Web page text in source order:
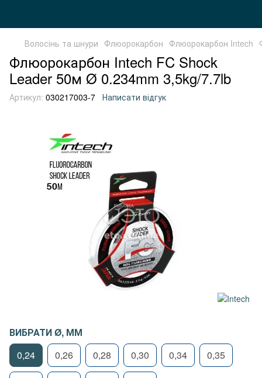
Волосінь та шнури Флюорокарбон Флюорокарбон Intech
Флюорокарбон Intech FC Shock
Leader 50м Ø 0.234mm 3,5kg/7.7lb
Артикул: 030217003-7 Написати відгук
ВИБРАТИ Ø, ММ
0,24
0,26 0,28 0,30 0,34 0,35